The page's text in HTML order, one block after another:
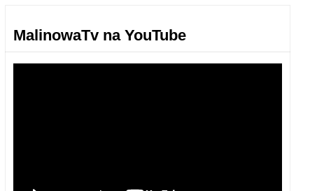
MalinowaTv na YouTube